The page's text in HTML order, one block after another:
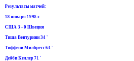
Результаты матчей:
18 января 1998 г.
США 3 - 0 Швеция
Тиша Вентурини 34 '
Тиффени Милбретт 63 '
Дебби Келлер 71 '